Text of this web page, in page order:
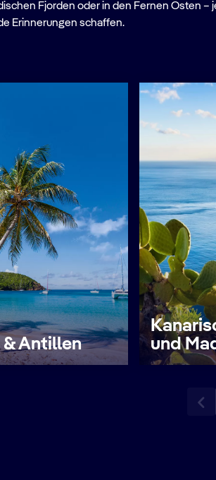
Fjorden oder in den Fernen Osten
Erinnerungen schaffen.
Antillen
und